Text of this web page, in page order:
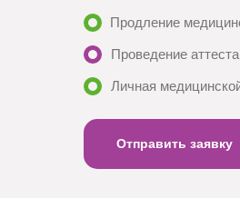
Отправить заявку
Проведение
Продление
Личная